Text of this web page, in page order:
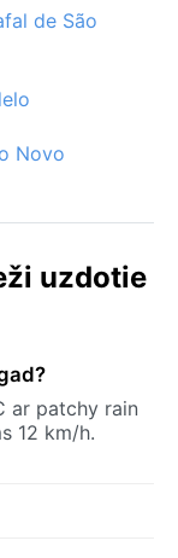
de São
Novo
uzdotie
ar patchy rain
12 km/h.